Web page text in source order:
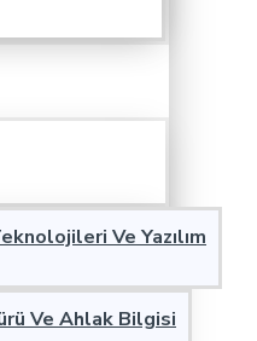
Ve Yazılım
Ve Ahlak Bilgisi